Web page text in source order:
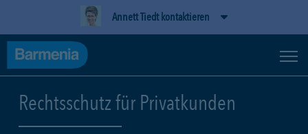
Annett Tiedt kontaktieren
Rechtsschutz für Privatkunden